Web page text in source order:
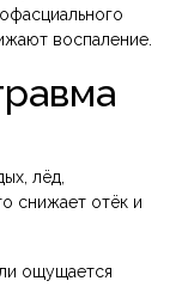
воспаление.
лёд,
снижает отёк и
ощущается